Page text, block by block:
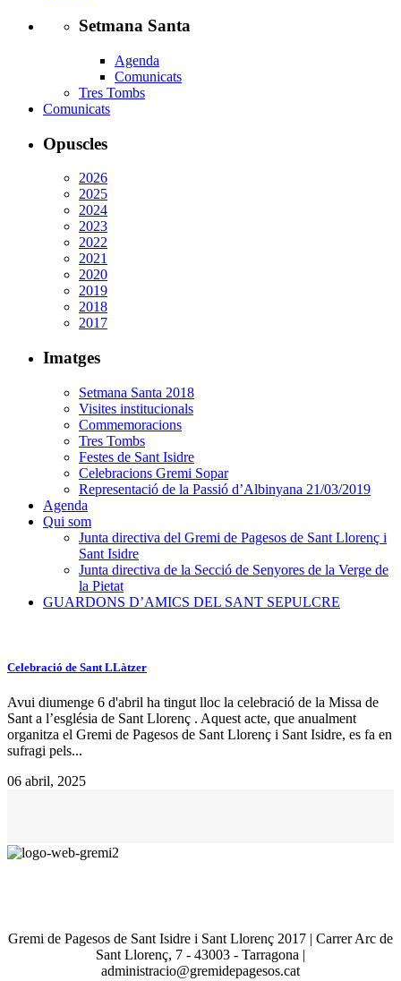
Setmana Santa
Agenda
Comunicats
Tres Tombs
Comunicats
Opuscles
2026
2025
2024
2023
2022
2021
2020
2019
2018
2017
Imatges
Setmana Santa 2018
Visites institucionals
Commemoracions
Tres Tombs
Festes de Sant Isidre
Celebracions Gremi Sopar
Representació de la Passió d’Albinyana 21/03/2019
Agenda
Qui som
Junta directiva del Gremi de Pagesos de Sant Llorenç i
Sant Isidre
Junta directiva de la Secció de Senyores de la Verge de
la Pietat
GUARDONS D’AMICS DEL SANT SEPULCRE
Celebració de Sant LLàtzer
Avui diumenge 6 d'abril ha tingut lloc la celebració de la Missa de
Sant a l’església de Sant Llorenç . Aquest acte, que anualment
organitza el Gremi de Pagesos de Sant Llorenç i Sant Isidre, es fa en
sufragi pels...
06 abril, 2025
Gremi de Pagesos de Sant Isidre i Sant Llorenç 2017 | Carrer Arc de
Sant Llorenç, 7 - 43003 - Tarragona |
administracio@gremidepagesos.cat